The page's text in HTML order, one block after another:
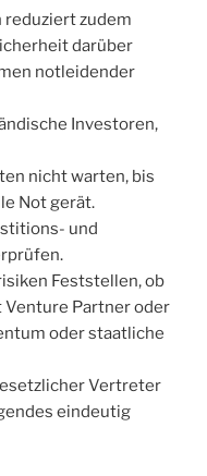
reduziert zudem
darüber
notleidender
Investoren,
nicht warten, bis
Not gerät.
und
Feststellen, ob
Partner oder
oder staatliche
Vertreter
eindeutig